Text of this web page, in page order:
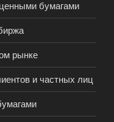
бумагами
рынке
и частных лиц